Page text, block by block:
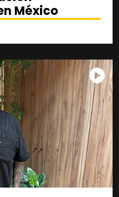
México